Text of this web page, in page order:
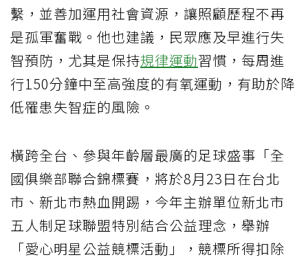
繫，並善加運用社會資源，讓照顧歷程不再
是孤軍奮戰。他也建議，民眾應及早進行失
智預防，尤其是保持規律運動習慣，每周進
行150分鐘中至高強度的有氧運動，有助於降
低罹患失智症的風險。
橫跨全台、參與年齡層最廣的足球盛事「全
國俱樂部聯合錦標賽，將於8月23日在台北
市、新北市熱血開踢，今年主辦單位新北市
五人制足球聯盟特別結合公益理念，舉辦
「愛心明星公益競標活動」，競標所得扣除